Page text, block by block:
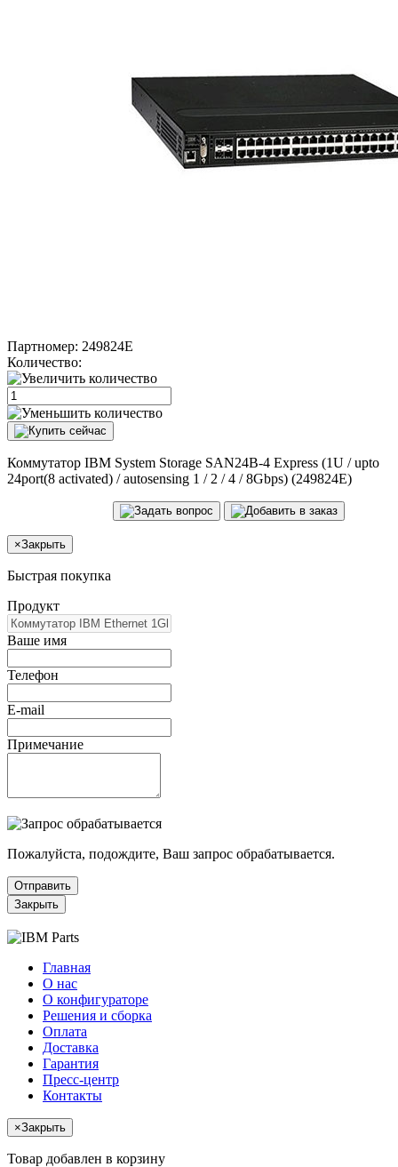
Партномер: 249824E
Количество:
Коммутатор IBM System Storage SAN24B-4 Express (1U / upto
24port(8 activated) / autosensing 1 / 2 / 4 / 8Gbps) (249824E)
×Закрыть
Быстрая покупка
Продукт
Ваше имя
Телефон
E-mail
Примечание
Пожалуйста, подождите, Ваш запрос обрабатывается.
Отправить
Закрыть
Главная
О нас
О конфигураторе
Решения и сборка
Оплата
Доставка
Гарантия
Пресс-центр
Контакты
×Закрыть
Товар добавлен в корзину